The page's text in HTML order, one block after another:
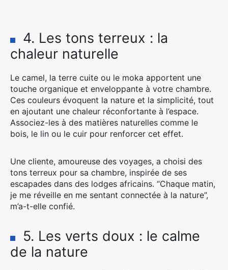
4. Les tons terreux : la
chaleur naturelle
Le camel, la terre cuite ou le moka apportent une
touche organique et enveloppante à votre chambre.
Ces couleurs évoquent la nature et la simplicité, tout
en ajoutant une chaleur réconfortante à l’espace.
Associez-les à des matières naturelles comme le
bois, le lin ou le cuir pour renforcer cet effet.
Une cliente, amoureuse des voyages, a choisi des
tons terreux pour sa chambre, inspirée de ses
escapades dans des lodges africains. “Chaque matin,
je me réveille en me sentant connectée à la nature”,
m’a-t-elle confié.
5. Les verts doux : le calme
de la nature